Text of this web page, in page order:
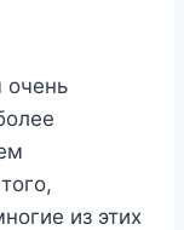
очень
из этих